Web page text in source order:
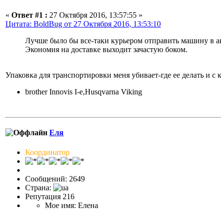
« Ответ #1 : 27 Октября 2016, 13:57:55 »
Цитата: BoldBug от 27 Октября 2016, 13:53:10
Лучше было бы все-таки курьером отправить машину в
Экономия на доставке выходит зачастую боком.
Упаковка для транспортировки меня убивает-где ее делать и с
brother Innovis I-e,Husqvarna Viking
Еля
Координатор
Сообщений: 2649
Страна:
Репутация 216
Мое имя: Елена